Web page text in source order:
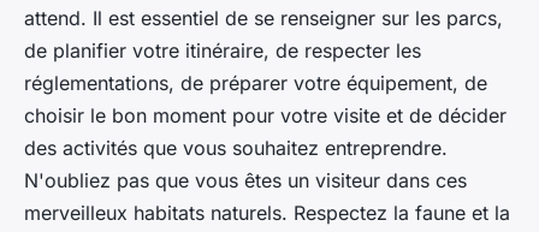
attend. Il est essentiel de se renseigner sur les parcs,
de planifier votre itinéraire, de respecter les
réglementations, de préparer votre équipement, de
choisir le bon moment pour votre visite et de décider
des activités que vous souhaitez entreprendre.
N'oubliez pas que vous êtes un visiteur dans ces
merveilleux habitats naturels. Respectez la faune et la